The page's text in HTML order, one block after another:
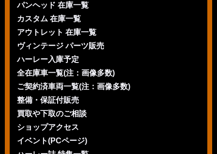
パンヘッド 在庫一覧
カスタム 在庫一覧
アウトレット 在庫一覧
ヴィンテージ パーツ販売
ハーレー入庫予定
全在庫車一覧(注：画像多数)
ご契約済車両一覧(注：画像多数)
整備・保証付販売
買取や下取のご相談
ショップアクセス
イベント(PCページ)